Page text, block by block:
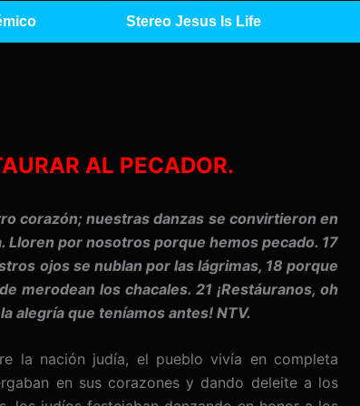
Stereo Jesus Is Life
AL PECADOR.
corazón; nuestras danzas se convirtieron en
Lloren por nosotros porque hemos pecado. 17
ojos se nublan por las lágrimas, 18 porque
merodean los chacales. 21 ¡Restáuranos, oh
alegría que teníamos antes! NTV.
la nación judía, el pueblo vivía en completa
en sus corazones y dando deleite a los